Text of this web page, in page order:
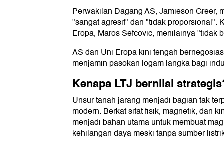
Perwakilan Dagang AS, Jamieson Greer,
"sangat agresif" dan "tidak proporsional".
Eropa, Maros Sefcovic, menilainya "tidak
AS dan Uni Eropa kini tengah
menjamin pasokan logam langka bagi
Kenapa LTJ bernilai
Unsur tanah jarang menjadi bagian tak
modern. Berkat sifat fisik, magnetik, dan
menjadi bahan utama untuk membuat
kehilangan daya meski tanpa sumber